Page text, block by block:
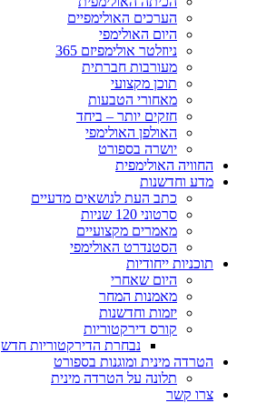
הערכים האולימפיים
היום האולימפי
ניוזלטר אולימפיזם 365
מעורבות חברתית
תוכן מקצועי
מאחורי הטבעות
חזקים יותר – ביחד
האולפן האולימפי
יושרה בספורט
החוויה האולימפית
מדע וחדשנות
כתב העת לנושאים מדעיים
סרטוני 120 שניות
מאמרים מקצועיים
הסטנדרט האולימפי
תוכניות ייחודיות
היום שאחרי
מאמנות המחר
יזמות וחדשנות
קורס דירקטוריות
נבחרת הדירקטוריות חדש
הטרדה מינית ומוגנות בספורט
תלונה על הטרדה מינית
צרו קשר